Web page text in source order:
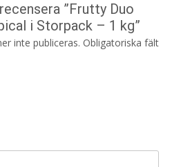
”Frutty Duo
i Storpack – 1 kg”
inte publiceras. Obligatoriska fält